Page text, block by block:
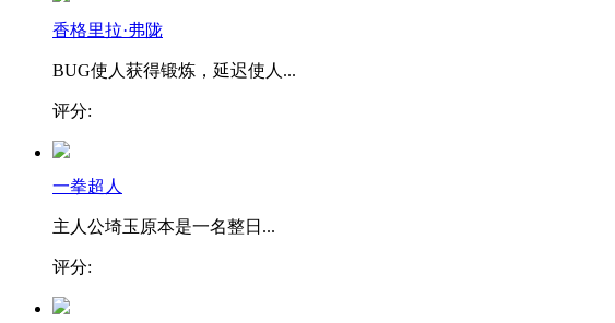
香格里拉·弗陇
BUG使人获得锻炼，延迟使人...
评分:
一拳超人
主人公埼玉原本是一名整日...
评分: